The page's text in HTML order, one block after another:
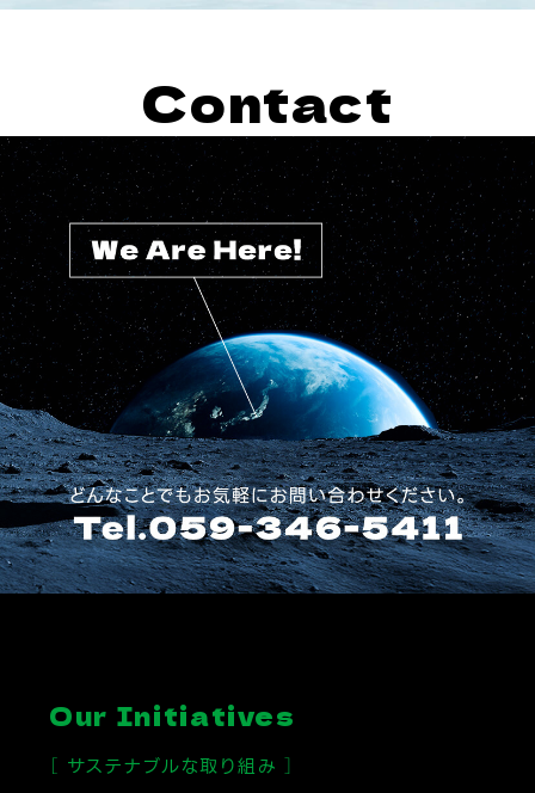
Contact
Our Initiatives
［ サステナブルな取り組み ］